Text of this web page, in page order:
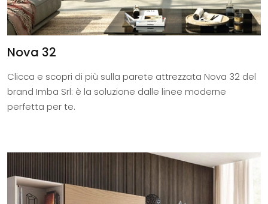
Nova 32
Clicca e scopri di più sulla parete attrezzata Nova 32 del
brand Imba Srl: è la soluzione dalle linee moderne
perfetta per te.